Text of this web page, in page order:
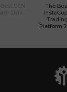
The
Trading
Platform